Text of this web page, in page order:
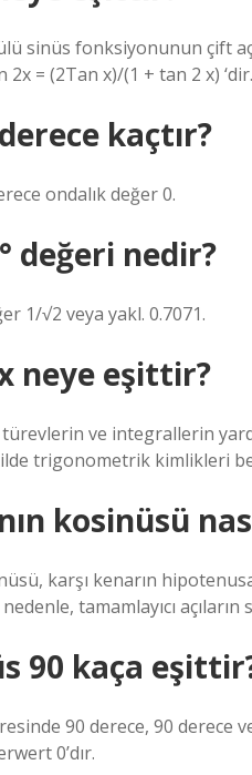
sinüs fonksiyonunun çift
2x = (2Tan x)/(1 + tan 2 x)
kaçtır?
ondalık değer 0.
değeri nedir?
1/√2 veya yakl. 0.7071.
neye eşittir?
ve integrallerin
trigonometrik kimlikleri
kosinüsü
karşı kenarın
tamamlayıcı
90 kaça
90 derece, 90
0’dır.